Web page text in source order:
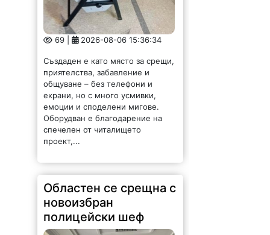
69 | 2026-08-06 15:36:34
Създаден е като място за срещи,
приятелства, забавление и
общуване – без телефони и
екрани, но с много усмивки,
емоции и споделени мигове.
Оборудван е благодарение на
спечелен от читалището
проект,...
Областен се срещна с
новоизбран
полицейски шеф